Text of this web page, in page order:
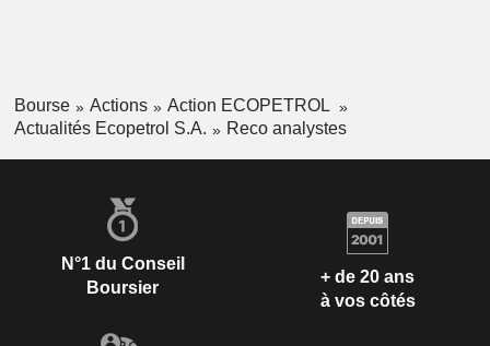
Bourse Actions
Action ECOPETROL
Actualités Ecopetrol S.A.
Reco analystes
N°1 du Conseil
Boursier
+ de 20 ans
à vos côtés